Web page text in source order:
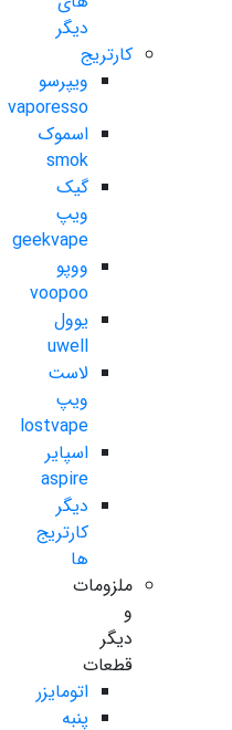
دیگر
کارتریج
ویپرسو
vaporesso
اسموک
smok
گیک
ویپ
geekvape
ووپو
voopoo
یوول
uwell
لاست
ویپ
lostvape
اسپایر
aspire
دیگر
کارتریج
ها
ملزومات
و
دیگر
قطعات
اتومایزر
پنبه